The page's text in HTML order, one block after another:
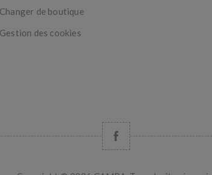
Changer de boutique
Gestion des cookies